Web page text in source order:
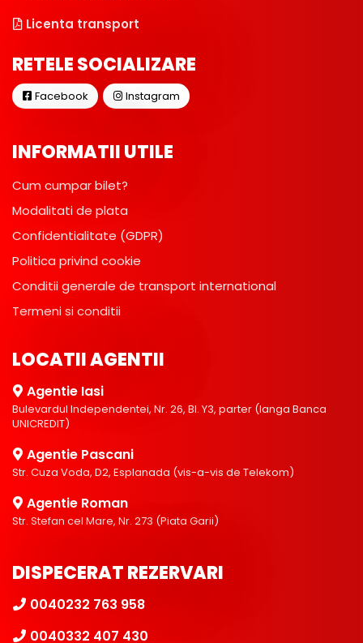
Licenta transport
RETELE SOCIALIZARE
Facebook Instagram
INFORMATII UTILE
Cum cumpar bilet?
Modalitati de plata
Confidentialitate (GDPR)
Politica privind cookie
Conditii generale de transport international
Termeni si conditii
LOCATII AGENTII
Agentie Iasi
Bulevardul Independentei, Nr. 26, Bl. Y3, parter (langa Banca
UNICREDIT)
Agentie Pascani
Str. Cuza Voda, D2, Esplanada (vis-a-vis de Telekom)
Agentie Roman
Str. Stefan cel Mare, Nr. 273 (Piata Garii)
DISPECERAT REZERVARI
0040232 763 958
0040332 407 430